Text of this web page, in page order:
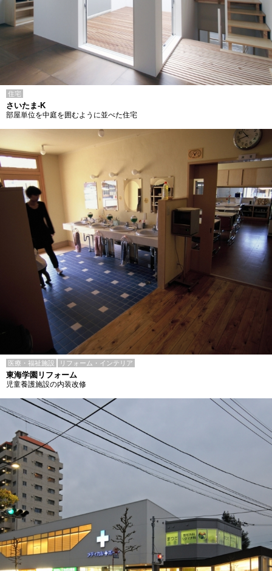
住宅
さいたま-K
部屋単位を中庭を囲むように並べた住宅
医療・福祉施設 リフォーム・インテリア
東海学園リフォーム
児童養護施設の内装改修